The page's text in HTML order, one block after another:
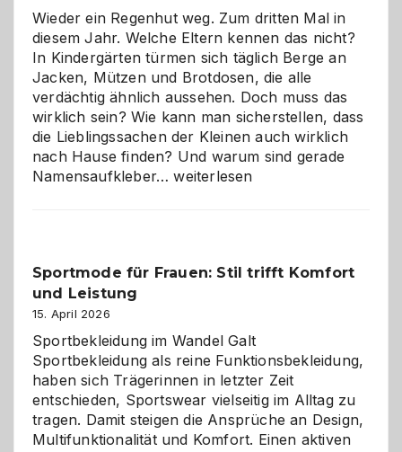
die
richtige
Wahl?
Wieder ein Regenhut weg. Zum dritten Mal in
diesem Jahr. Welche Eltern kennen das nicht?
In Kindergärten türmen sich täglich Berge an
Jacken, Mützen und Brotdosen, die alle
verdächtig ähnlich aussehen. Doch muss das
wirklich sein? Wie kann man sicherstellen, dass
die Lieblingssachen der Kleinen auch wirklich
nach Hause finden? Und warum sind gerade
Namensaufkleber…Namensaufkleber
gegen
Chaos
weiterlesen
Sportmode für Frauen: Stil trifft Komfort
und Leistung
15. April 2026
Sportbekleidung im Wandel Galt
Sportbekleidung als reine Funktionsbekleidung,
haben sich Trägerinnen in letzter Zeit
entschieden, Sportswear vielseitig im Alltag zu
tragen. Damit steigen die Ansprüche an Design,
Multifunktionalität und Komfort. Einen aktiven